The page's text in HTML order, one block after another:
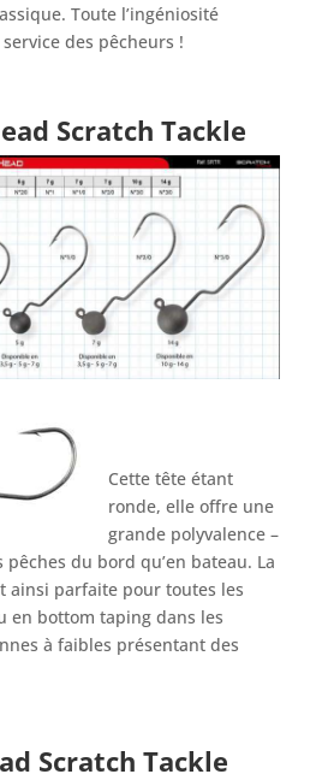
Toute l’ingéniosité
des pêcheurs !
Scratch Tackle
Cette tête étant
ronde, elle offre une
grande polyvalence –
du bord qu’en bateau. La
ainsi parfaite pour toutes les
en bottom taping dans les
à faibles présentant des
Scratch Tackle